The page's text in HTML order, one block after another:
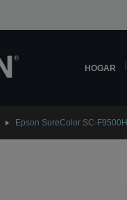
HOGAR
Epson SureColor SC-F9500H